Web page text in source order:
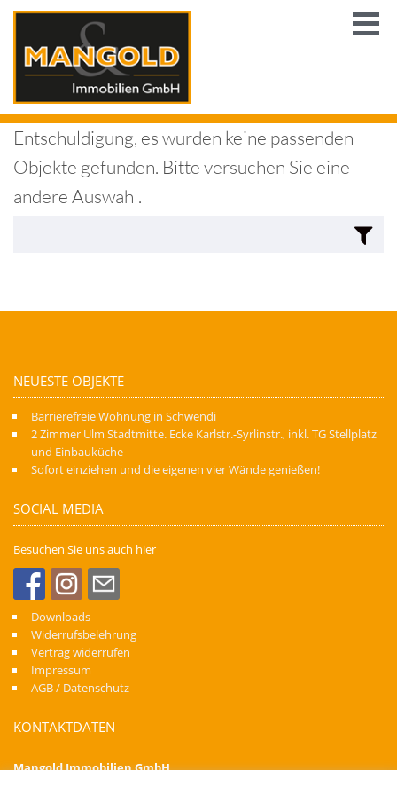
Entschuldigung, es wurden keine passenden
Objekte gefunden. Bitte versuchen Sie eine
andere Auswahl.
NEUESTE OBJEKTE
Barrierefreie Wohnung in Schwendi
2 Zimmer Ulm Stadtmitte. Ecke Karlstr.-Syrlinstr., inkl. TG Stellplatz
und Einbauküche
Sofort einziehen und die eigenen vier Wände genießen!
SOCIAL MEDIA
Besuchen Sie uns auch hier
Downloads
Widerrufsbelehrung
Vertrag widerrufen
Impressum
AGB / Datenschutz
KONTAKTDATEN
Mangold Immobilien GmbH